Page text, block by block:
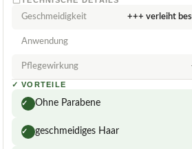
Geschmeidigkeit +++ verleiht
Anwendung
Pflegewirkung
✓ VORTEILE
✓ Ohne Parabene
✓ geschmeidiges Haar